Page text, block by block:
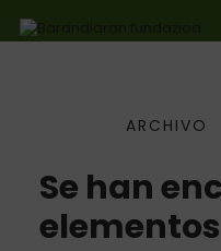
Ir directamente al
ARCHIVO
Se han
elementos